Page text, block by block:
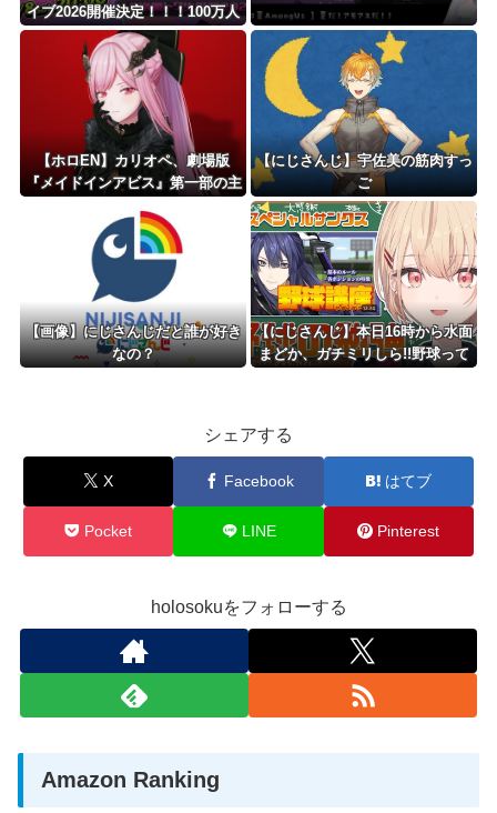
イブ2026開催決定！！！100万人
チケットの3D新衣装あり
【ホロEN】カリオペ、劇場版
『メイドインアビス』第一部の主
てもどんどん駆け上がってるな』
【にじさんじ】宇佐美の筋肉すっ
ご
【画像】にじさんじだと誰が好き
なの？
【にじさんじ】本日16時から水面
まどか、ガチミリしら!!野球って
シェアする
X Facebook はてブ
Pocket LINE Pinterest
holosokuをフォローする
Amazon Ranking